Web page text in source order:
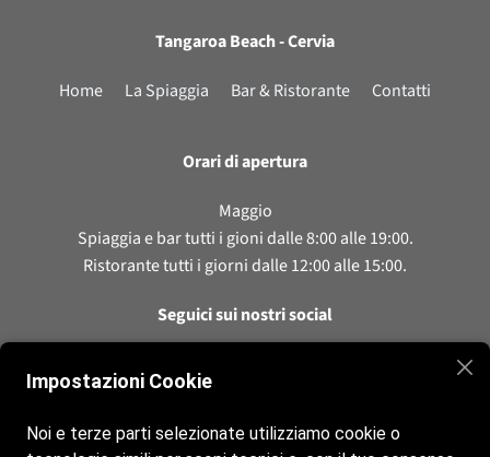
Tangaroa Beach - Cervia
Home La Spiaggia Bar & Ristorante Contatti
Orari di apertura
Maggio
Spiaggia e bar tutti i gioni dalle 8:00 alle 19:00.
Ristorante tutti i giorni dalle 12:00 alle 15:00.
Seguici sui nostri social
Contatti
Impostazioni Cookie
Noi e terze parti selezionate utilizziamo cookie o